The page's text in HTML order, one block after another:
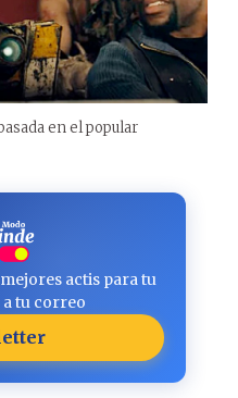
en el popular
actis para tu
tu correo